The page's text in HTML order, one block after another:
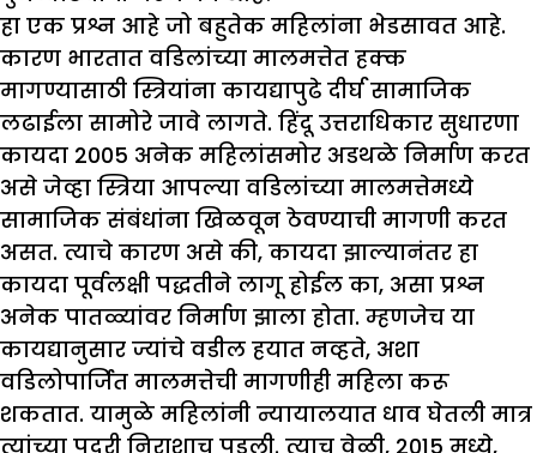
हा एक प्रश्न आहे जो बहुतेक महिलांना भेडसावत आहे.
कारण भारतात वडिलांच्या मालमत्तेत हक्क
मागण्यासाठी स्त्रियांना कायद्यापुढे दीर्घ सामाजिक
लढाईला सामोरे जावे लागते. हिंदू उत्तराधिकार सुधारणा
कायदा 2005 अनेक महिलांसमोर अडथळे निर्माण करत
असे जेव्हा स्त्रिया आपल्या वडिलांच्या मालमत्तेमध्ये
सामाजिक संबंधांना खिळवून ठेवण्याची मागणी करत
असत. त्याचे कारण असे की, कायदा झाल्यानंतर हा
कायदा पूर्वलक्षी पद्धतीने लागू होईल का, असा प्रश्न
अनेक पातळ्यांवर निर्माण झाला होता. म्हणजेच या
कायद्यानुसार ज्यांचे वडील हयात नव्हते, अशा
वडिलोपार्जित मालमत्तेची मागणीही महिला करू
शकतात. यामुळे महिलांनी न्यायालयात धाव घेतली मात्र
त्यांच्या पदरी निराशाच पडली. त्याच वेळी, 2015 मध्ये,